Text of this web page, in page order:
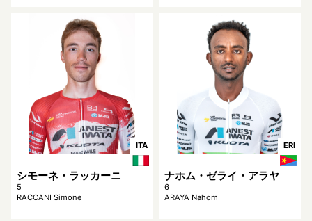
ITA
シモーネ・ラッカーニ
5
RACCANI Simone
ERI
ナホム・ゼライ・アラヤ
6
ARAYA Nahom